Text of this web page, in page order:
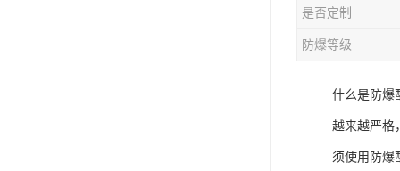
是否定制
防爆等级
什么是防爆
越来越严格
须使用防爆